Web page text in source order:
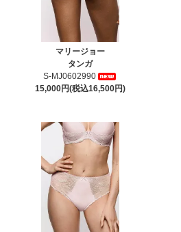
マリージョー
タンガ
S-MJ0602990
15,000円(税込16,500円)